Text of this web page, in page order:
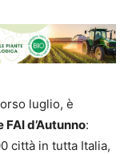
luglio, è
d’Autunno:
città in tutta Italia,